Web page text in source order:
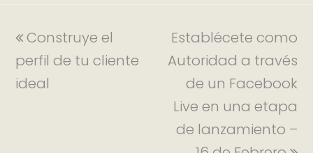
Construye el
perfil de tu cliente
ideal
Establécete como
Autoridad a través
de un Facebook
Live en una etapa
de lanzamiento –